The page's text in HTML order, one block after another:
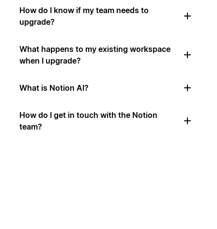
How do I know if my team needs to
upgrade?
What happens to my existing workspace
when I upgrade?
What is Notion AI?
How do I get in touch with the Notion
team?